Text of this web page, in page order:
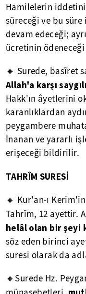
Hamilelerin
süreceği ve bu
devam edeceği;
ücretinin
🔸 Surede, basîret
Allah'a karşı
Hakk'ın âyetlerini
karanlıklardan
peygambere
İnanan ve yararlı
erişeceği bildirilir.
TAHRÎM SURESİ
🔸 Kur'an-ı
Tahrîm, 12 ayettir.
helâl olan bir şeyi
söz eden birinci
suresi olarak da
🔸Surede Hz.